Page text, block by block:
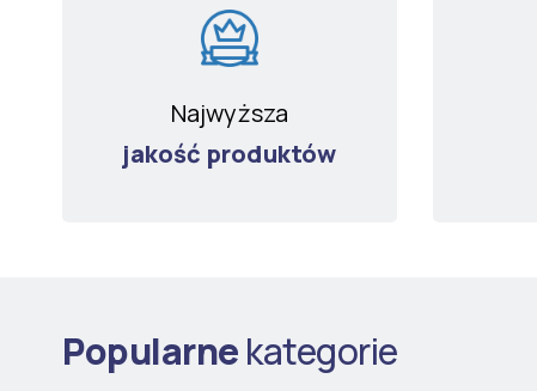
Najwyższa
jakość produktów
Popularnekategorie